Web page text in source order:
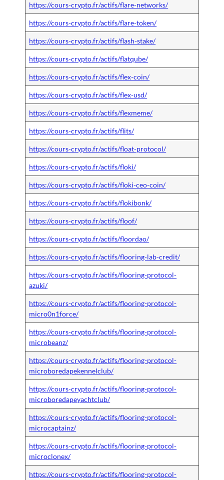
https://cours-crypto.fr/actifs/flare-networks/
https://cours-crypto.fr/actifs/flare-token/
https://cours-crypto.fr/actifs/flash-stake/
https://cours-crypto.fr/actifs/flatqube/
https://cours-crypto.fr/actifs/flex-coin/
https://cours-crypto.fr/actifs/flex-usd/
https://cours-crypto.fr/actifs/flexmeme/
https://cours-crypto.fr/actifs/flits/
https://cours-crypto.fr/actifs/float-protocol/
https://cours-crypto.fr/actifs/floki/
https://cours-crypto.fr/actifs/floki-ceo-coin/
https://cours-crypto.fr/actifs/flokibonk/
https://cours-crypto.fr/actifs/floof/
https://cours-crypto.fr/actifs/floordao/
https://cours-crypto.fr/actifs/flooring-lab-credit/
https://cours-crypto.fr/actifs/flooring-protocol-
azuki/
https://cours-crypto.fr/actifs/flooring-protocol-
micro0n1force/
https://cours-crypto.fr/actifs/flooring-protocol-
microbeanz/
https://cours-crypto.fr/actifs/flooring-protocol-
microboredapekennelclub/
https://cours-crypto.fr/actifs/flooring-protocol-
microboredapeyachtclub/
https://cours-crypto.fr/actifs/flooring-protocol-
microcaptainz/
https://cours-crypto.fr/actifs/flooring-protocol-
microclonex/
https://cours-crypto.fr/actifs/flooring-protocol-